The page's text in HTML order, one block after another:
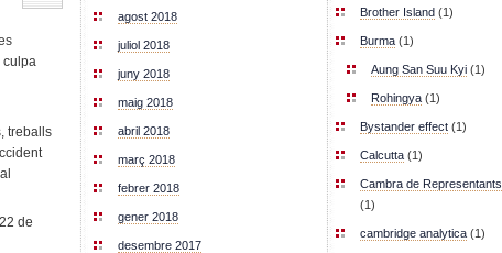
culpa
treballs
de
agost 2018
juliol 2018
juny 2018
maig 2018
abril 2018
març 2018
febrer 2018
gener 2018
desembre 2017
Brother Island (1)
Burma (1)
Aung San Suu Kyi (1)
Rohingya (1)
Bystander effect (1)
Calcutta (1)
Cambra de Representants
(1)
cambridge analytica (1)